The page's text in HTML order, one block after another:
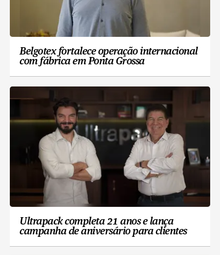
Belgotex fortalece operação internacional
com fábrica em Ponta Grossa
Ultrapack completa 21 anos e lança
campanha de aniversário para clientes